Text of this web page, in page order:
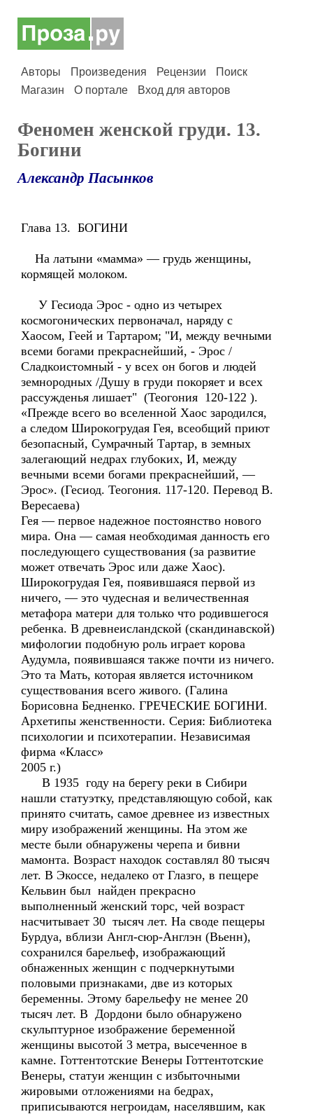
Авторы Произведения Рецензии
Поиск
Магазин
О портале Вход для авторов
Феномен женской груди. 13.
Богини
Александр Пасынков
Глава 13. БОГИНИ
На латыни «мамма» — грудь женщины,
кормящей молоком.
У Гесиода Эрос - одно из четырех
космогонических первоначал, наряду с
Хаосом, Геей и Тартаром; "И, между вечными
всеми богами прекраснейший, - Эрос /
Cладкоистомный - у всех он богов и людей
земнородных /Душу в груди покоряет и всех
рассужденья лишает" (Теогония 120-122 ).
«Прежде всего во вселенной Хаос зародился,
а следом Широкогрудая Гея, всеобщий приют
безопасный, Сумрачный Тартар, в земных
залегающий недрах глубоких, И, между
вечными всеми богами прекраснейший, —
Эрос». (Гесиод. Теогония. 117-120. Перевод В.
Вересаева)
Гея — первое надежное постоянство нового
мира. Она — самая необходимая данность его
последующего существования (за развитие
может отвечать Эрос или даже Хаос).
Широкогрудая Гея, появившаяся первой из
ничего, — это чудесная и величественная
метафора матери для только что родившегося
ребенка. В древнеисландской (скандинавской)
мифологии подобную роль играет корова
Аудумла, появившаяся также почти из ничего.
Это та Мать, которая является источником
существования всего живого. (Галина
Борисовна Бедненко. ГРЕЧЕСКИЕ БОГИНИ.
Архетипы женственности. Серия: Библиотека
психологии и психотерапии. Независимая
фирма «Класс»
2005 г.)
В 1935 году на берегу реки в Сибири
нашли статуэтку, представляющую собой, как
принято считать, самое древнее из известных
миру изображений женщины. На этом же
месте были обнаружены черепа и бивни
мамонта. Возраст находок составлял 80 тысяч
лет. В Экоссе, недалеко от Глазго, в пещере
Кельвин был найден прекрасно
выполненный женский торс, чей возраст
насчитывает 30 тысяч лет. На своде пещеры
Бурдуа, вблизи Англ-сюр-Англэн (Вьенн),
сохранился барельеф, изображающий
обнаженных женщин с подчеркнутыми
половыми признаками, две из которых
беременны. Этому барельефу не менее 20
тысяч лет. В Дордони было обнаружено
скульптурное изображение беременной
женщины высотой 3 метра, высеченное в
камне. Готтентотские Венеры Готтентотские
Венеры, статуи женщин с избыточными
жировыми отложениями на бедрах,
приписываются негроидам, населявшим, как